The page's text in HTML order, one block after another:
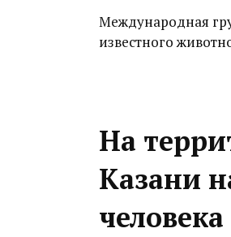
Международная
известного
На
Казани
человека